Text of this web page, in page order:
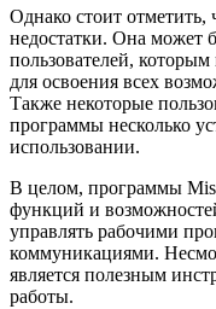
Однако стоит отметить,
недостатки. Она может
пользователей,
для освоения всех
Также некоторые
программы несколько
использовании.
В целом, программы
функций и
управлять рабочими
коммуникациями.
является полезным
работы.